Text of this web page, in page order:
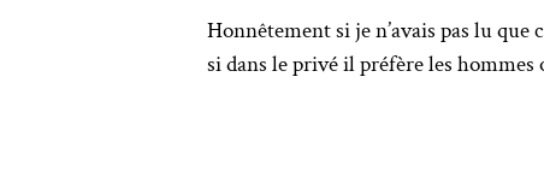
Honnêtement si je n’avais pas lu que
si dans le privé il préfère les